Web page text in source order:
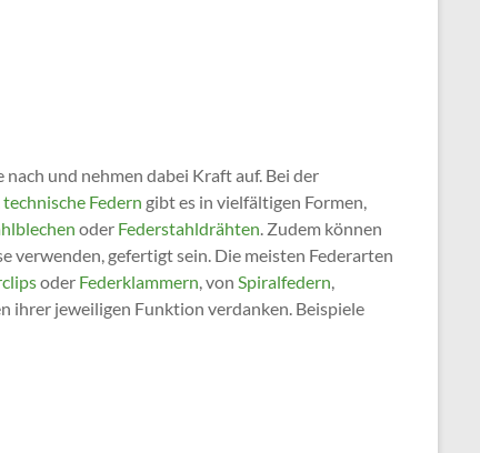
und nehmen dabei Kraft auf. Bei der
technische Federn gibt es in vielfältigen Formen,
oder Federstahldrähten. Zudem können
verwenden, gefertigt sein. Die meisten Federarten
oder Federklammern, von Spiralfedern,
ihrer jeweiligen Funktion verdanken. Beispiele